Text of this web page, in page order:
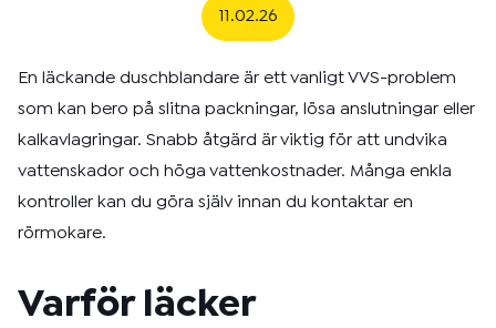
11.02.26
En läckande duschblandare är ett vanligt VVS-problem
som kan bero på slitna packningar, lösa anslutningar eller
kalkavlagringar. Snabb åtgärd är viktig för att undvika
vattenskador och höga vattenkostnader. Många enkla
kontroller kan du göra själv innan du kontaktar en
rörmokare.
Varför läcker